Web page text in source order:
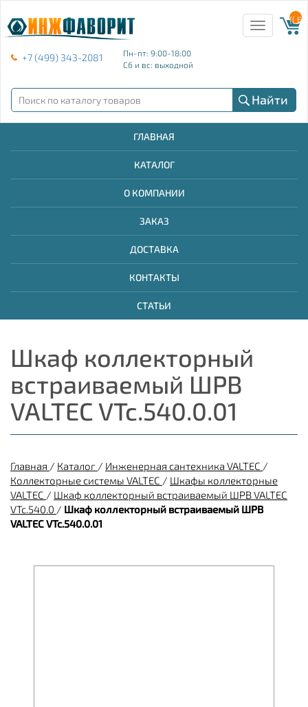
+7 (499) 343-2081
Пн-пт: 9:00-18:00
Сб и вс: выходной
Toggle
navigation
{{
Найти
ГЛАВНАЯ
КАТАЛОГ
О КОМПАНИИ
ЗАКАЗ
ДОСТАВКА
КОНТАКТЫ
СТАТЬИ
Шкаф коллекторный
встраиваемый ШРВ
VALTEC VTc.540.0.01
Главная / Каталог / Инженерная сантехника VALTEC /
Коллекторные системы VALTEC / Шкафы коллекторные
VALTEC / Шкаф коллекторный встраиваемый ШРВ VALTEC
VTc.540.0 / Шкаф коллекторный встраиваемый ШРВ
VALTEC VTc.540.0.01